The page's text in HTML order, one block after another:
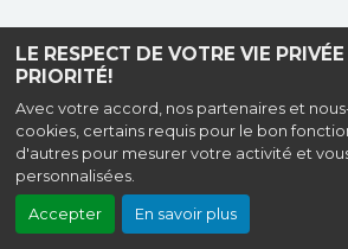
LE RESPECT DE VOTRE VIE
PRIORITÉ!
Avec votre accord, nos partenaires et
cookies, certains requis pour le bon
d'autres pour mesurer votre activité et
personnalisées.
Accepter En savoir plus